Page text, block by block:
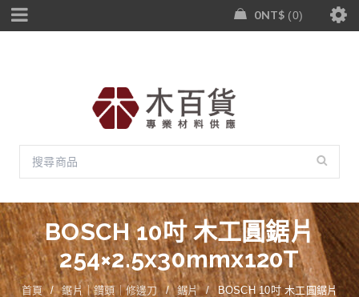
0NT$ 0
BOSCH 10吋 木工圓鋸片
254×2.5x30mmx120T
首頁 / 鋸片｜鑽頭｜修邊刀 / 鋸片 /
BOSCH 10吋 木工圓鋸片